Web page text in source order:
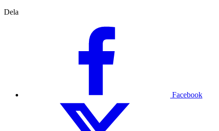
Dela
Facebook